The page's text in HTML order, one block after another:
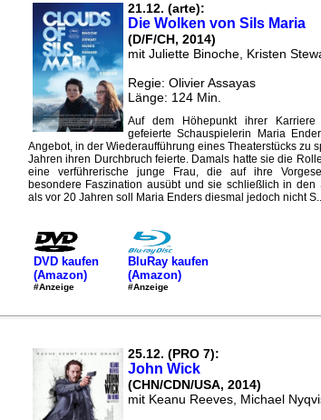
21.12. (arte):
Die Wolken von Sils Maria
(D/F/CH, 2014)
mit Juliette Binoche, Kristen
Regie: Olivier Assayas
Länge: 124 Min.
Auf dem Höhepunkt ihrer Karriere
gefeierte Schauspielerin Maria
Angebot, in der Wiederaufführung eines Theaterstücks zu
Jahren ihren Durchbruch feierte. Damals hatte sie die
eine verführerische junge Frau, die auf ihre
besondere Faszination ausübt und sie schließlich in den
als vor 20 Jahren soll Maria Enders diesmal jedoch nicht
DVD kaufen
(Amazon)
#Anzeige
BluRay kaufen
(Amazon)
#Anzeige
25.12. (PRO 7):
John Wick
(CHN/CDN/USA, 2014)
mit Keanu Reeves, Michael